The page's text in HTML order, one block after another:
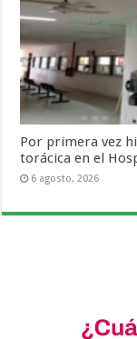
Por primera vez
torácica en el
6 agosto, 2026